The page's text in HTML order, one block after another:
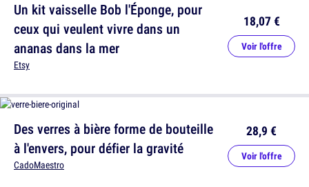
Un kit vaisselle Bob l'Éponge, pour
ceux qui veulent vivre dans un
ananas dans la mer
Etsy
18,07 €
Voir l'offre
Des verres à bière forme de bouteille
à l'envers, pour défier la gravité
CadoMaestro
28,9 €
Voir l'offre